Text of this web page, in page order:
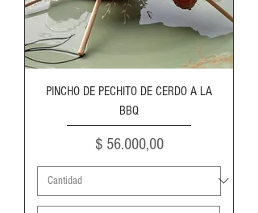
PINCHO DE PECHITO DE CERDO A LA
BBQ
Precio
$ 56.000,00